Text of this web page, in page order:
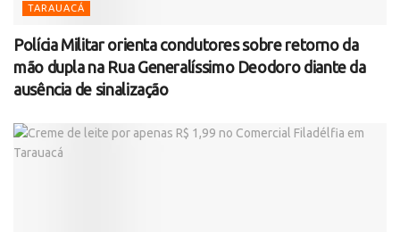
TARAUACÁ
Polícia Militar orienta condutores sobre retorno da
mão dupla na Rua Generalíssimo Deodoro diante da
ausência de sinalização